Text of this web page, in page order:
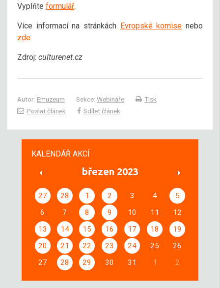
Vyplňte formulář.
Více informací na stránkách Evropské komise nebo
zde.
Zdroj: culturenet.cz
Autor: Emuzeum Sekce: Webináře
Tisk
Poslat článek
Sdílet článek
KALENDÁŘ AKCÍ
březen 2023
27 28 1 2 3 4
5
6
7 8 9 10 11
12
13
14 15 16 17 18
19
20
21 22 23 24 25
26
27
28 29 30 31 1 2